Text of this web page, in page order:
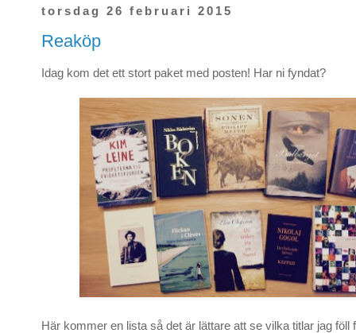
torsdag 26 februari 2015
Reaköp
Idag kom det ett stort paket med posten! Har ni fyndat?
Här kommer en lista så det är lättare att se vilka titlar jag föll